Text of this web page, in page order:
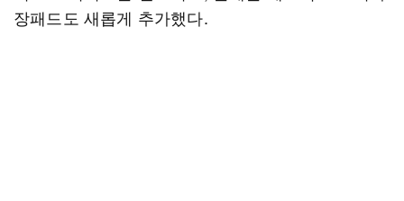
장패드도 새롭게 추가했다.